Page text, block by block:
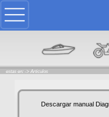
estas en: -> Articulos
Descargar manual